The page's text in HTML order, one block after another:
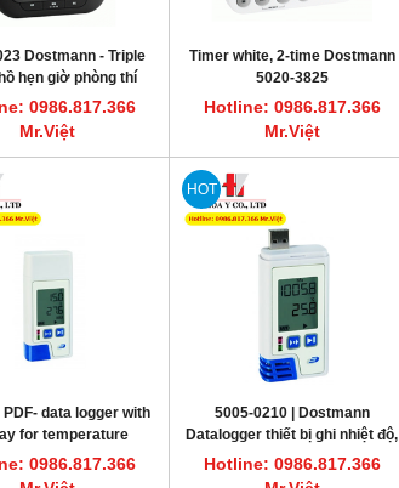
Dostmann - Triple
hẹn giờ phòng thí
nghiệm
0986.817.366
Mr.Việt
Timer white, 2-time Dostmann
5020-3825
Hotline: 0986.817.366
Mr.Việt
PDF- data logger with
for temperature
5005-0200
0986.817.366
HOT
5005-0210 | Dostmann
Datalogger thiết bị ghi nhiệt độ,
độ ầm LOG210 PDF
Hotline: 0986.817.366